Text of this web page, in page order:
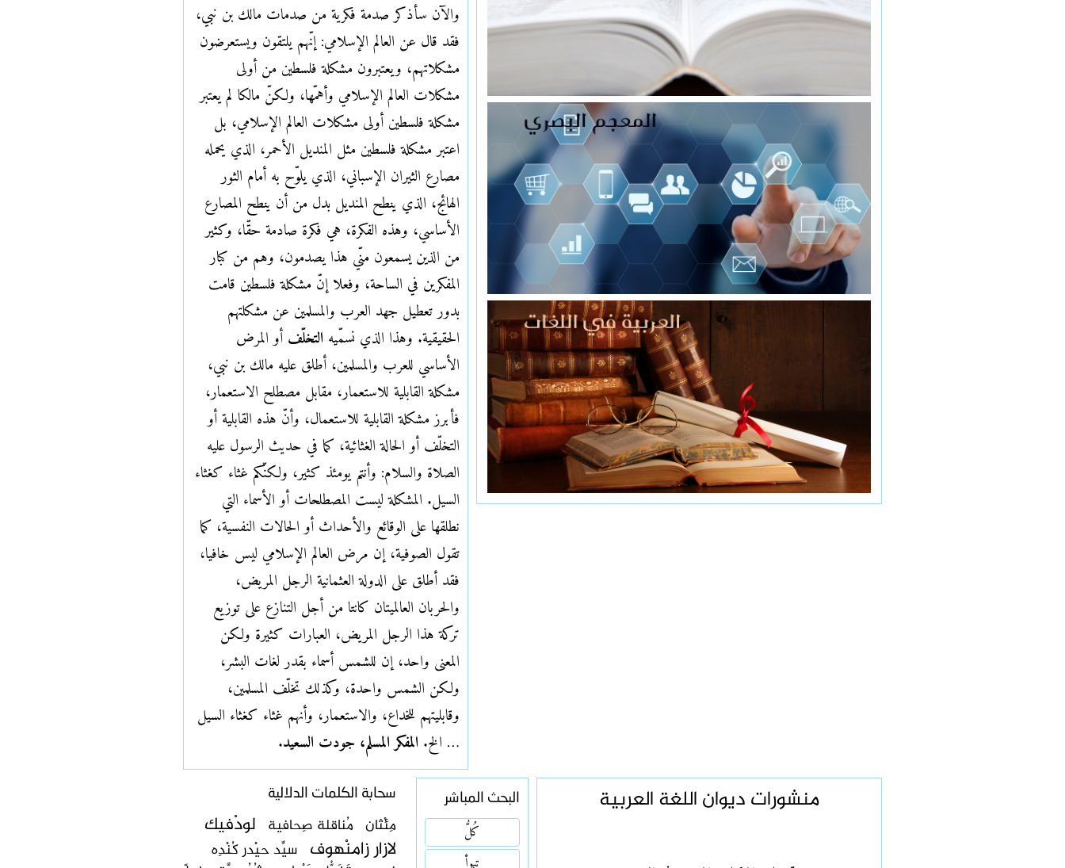
والآن سأذكر صدمة فكرية من صدمات مالك بن نبي،
فقد قال عن العالم الإسلامي: إنّهم يلتقون ويستعرضون
مشكلاتهم، ويعتبرون مشكلة فلسطين من أولى
مشكلات العالم الإسلامي وأهمّها، ولكنّ مالكا لم يعتبر
مشكلة فلسطين أولى مشكلات العالم الإسلامي، بل
اعتبر مشكلة فلسطين مثل المنديل الأحمر، الذي يحمله
مصارع الثيران الإسباني، الذي يلوّح به أمام الثور
الهائج، الذي ينطح المنديل بدل من أن ينطح المصارع
الأساسي، وهذه الفكرة، هي فكرة صادمة حقّا، وكثير
من الذين يسمعون منّي هذا يصدمون، وهم من كبار
المفكرين في الساحة، وفعلا إنّ مشكلة فلسطين قامت
بدور تعطيل جهد العرب والمسلمين عن مشكلتهم
الحقيقية. وهذا الذي نسمّيه التخلّفأو المرض
الأساسي للعرب والمسلمين، أطلق عليه مالك بن نبي،
مشكلة القابلية للاستعمار، مقابل مصطلح الاستعمار،
فأبرز مشكلة القابلية للاستعمال، وأنّ هذه القابلية أو
التخلّف أو الحالة الغثائية، كما في حديث الرسول عليه
الصلاة والسلام: وأنتم يومئذ كثير، ولكنّكم غثاء كغثاء
السيل. المشكلة ليست المصطلحات أو الأسماء التي
نطلقها على الوقائع والأحداث أو الحالات النفسية، كما
تقول الصوفية، إن مرض العالم الإسلامي ليس خافيا،
فقد أطلق على الدولة العثمانية الرجل المريض،
والحربان العالميتان كانتا من أجل التنازع على توزيع
تركة هذا الرجل المريض، العبارات كثيرة ولكن
المعنى واحد، إن للشمس أسماء بقدر لغات البشر،
ولكن الشمس واحدة، وكذلك تخلّف المسلمين،
وقابليتهم للخداع، والاستعمار، وأنهم غثاء كغثاء السيل
… الخ. المفكر المسلم، جودت السعيد.
منشورات ديوان اللغة العربية سحابة الكلمات الدلالية
مِئْثان مُناقلة صِحافية لودْفيك
لازار زامنْهوف سيِّد حيْدر كُنْدِه
البحث المباشر
كُلُّ